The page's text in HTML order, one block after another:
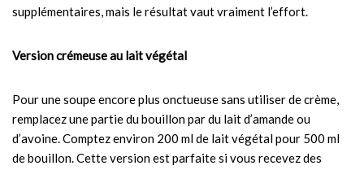
supplémentaires, mais le résultat vaut vraiment l’effort.
Version crémeuse au lait végétal
Pour une soupe encore plus onctueuse sans utiliser de crème,
remplacez une partie du bouillon par du lait d’amande ou
d’avoine. Comptez environ 200 ml de lait végétal pour 500 ml
de bouillon. Cette version est parfaite si vous recevez des